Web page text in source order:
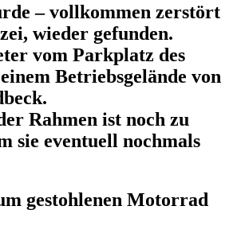
– vollkommen zerstört
wieder gefunden.
vom Parkplatz des
Betriebsgelände von
Rahmen ist noch zu
sie eventuell nochmals
gestohlenen Motorrad